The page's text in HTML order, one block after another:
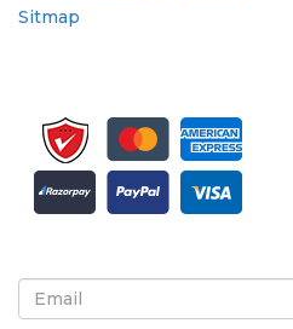
Sitmap